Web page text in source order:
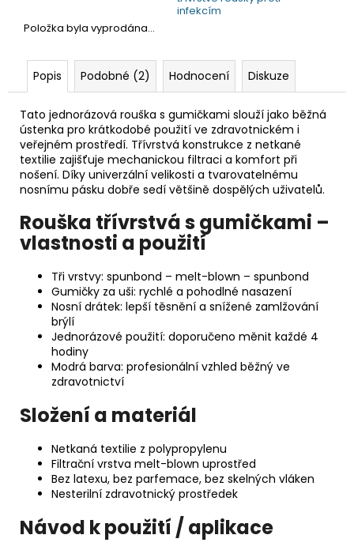
infekcím
Položka byla vyprodána…
Popis Podobné (2) Hodnocení Diskuze
Tato jednorázová rouška s gumičkami slouží jako běžná
ústenka pro krátkodobé použití ve zdravotnickém i
veřejném prostředí. Třívrstvá konstrukce z netkané
textilie zajišťuje mechanickou filtraci a komfort při
nošení. Díky univerzální velikosti a tvarovatelnému
nosnímu pásku dobře sedí většině dospělých uživatelů.
Rouška třívrstvá s gumičkami –
vlastnosti a použití
Tři vrstvy: spunbond – melt-blown – spunbond
Gumičky za uši: rychlé a pohodlné nasazení
Nosní drátek: lepší těsnění a snížené zamlžování
brýlí
Jednorázové použití: doporučeno měnit každé 4
hodiny
Modrá barva: profesionální vzhled běžný ve
zdravotnictví
Složení a materiál
Netkaná textilie z polypropylenu
Filtrační vrstva melt-blown uprostřed
Bez latexu, bez parfemace, bez skelných vláken
Nesterilní zdravotnický prostředek
Návod k použití / aplikace